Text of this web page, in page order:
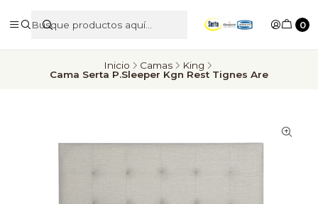
0
Inicio Camas
King
Cama Serta P.Sleeper Kgn Rest Tignes Are